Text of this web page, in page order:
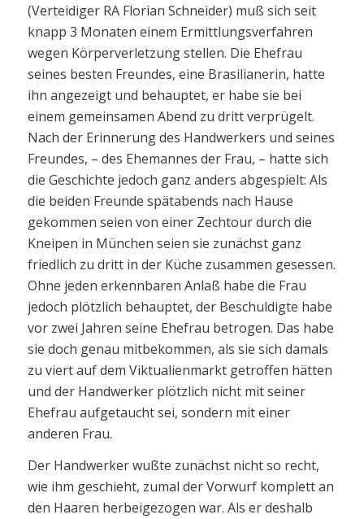
(Verteidiger RA Florian Schneider) muß sich seit
knapp 3 Monaten einem Ermittlungsverfahren
wegen Körperverletzung stellen. Die Ehefrau
seines besten Freundes, eine Brasilianerin, hatte
ihn angezeigt und behauptet, er habe sie bei
einem gemeinsamen Abend zu dritt verprügelt.
Nach der Erinnerung des Handwerkers und seines
Freundes, – des Ehemannes der Frau, – hatte sich
die Geschichte jedoch ganz anders abgespielt: Als
die beiden Freunde spätabends nach Hause
gekommen seien von einer Zechtour durch die
Kneipen in München seien sie zunächst ganz
friedlich zu dritt in der Küche zusammen gesessen.
Ohne jeden erkennbaren Anlaß habe die Frau
jedoch plötzlich behauptet, der Beschuldigte habe
vor zwei Jahren seine Ehefrau betrogen. Das habe
sie doch genau mitbekommen, als sie sich damals
zu viert auf dem Viktualienmarkt getroffen hätten
und der Handwerker plötzlich nicht mit seiner
Ehefrau aufgetaucht sei, sondern mit einer
anderen Frau.
Der Handwerker wußte zunächst nicht so recht,
wie ihm geschieht, zumal der Vorwurf komplett an
den Haaren herbeigezogen war. Als er deshalb